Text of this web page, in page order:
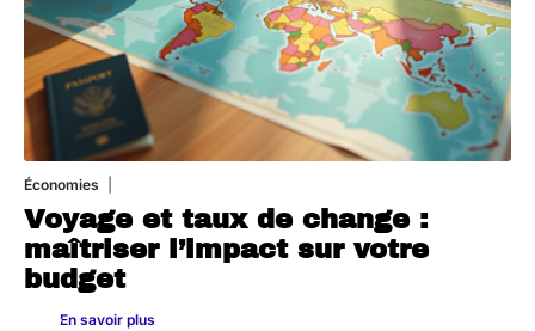
Économies
Voyage et taux de change :
maîtriser l’impact sur votre
budget
En savoir plus